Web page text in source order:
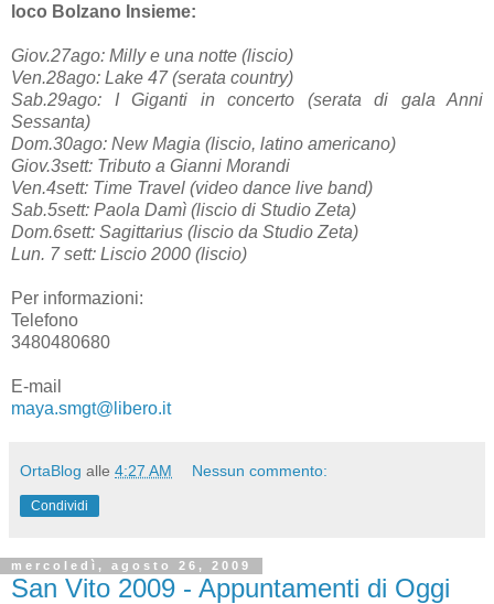
loco Bolzano Insieme:
Giov.27ago: Milly e una notte (liscio)
Ven.28ago: Lake 47 (serata country)
Sab.29ago: I Giganti in concerto (serata di gala Anni
Sessanta)
Dom.30ago: New Magia (liscio, latino americano)
Giov.3sett: Tributo a Gianni Morandi
Ven.4sett: Time Travel (video dance live band)
Sab.5sett: Paola Damì (liscio di Studio Zeta)
Dom.6sett: Sagittarius (liscio da Studio Zeta)
Lun. 7 sett: Liscio 2000 (liscio)
Per informazioni:
Telefono
3480480680
E-mail
maya.smgt@libero.it
OrtaBlog alle 4:27 AM Nessun commento:
Condividi
mercoledì, agosto 26, 2009
San Vito 2009 - Appuntamenti di Oggi